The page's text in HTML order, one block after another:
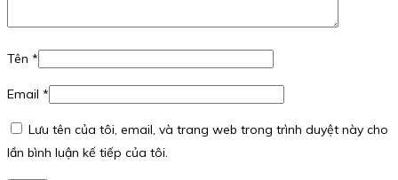
Tên *
Email *
Lưu tên của tôi, email, và trang web trong trình duyệt này cho
lần bình luận kế tiếp của tôi.